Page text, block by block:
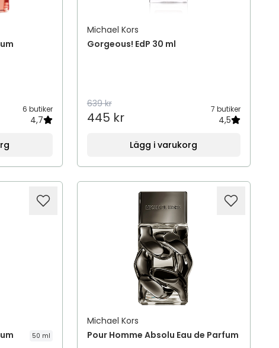
6 butiker
4,7
Michael Kors
Gorgeous! EdP 30 ml
639 kr
445 kr
7 butiker
4,5
Lägg i varukorg
50 ml
Michael Kors
Pour Homme Absolu Eau de Parfum